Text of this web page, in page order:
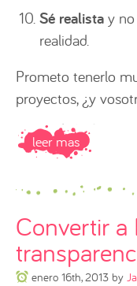
Sé realista y
realidad.
Prometo tenerlo
proyectos, ¿y
leer mas
Convertir a
enero 16th, 2013 by